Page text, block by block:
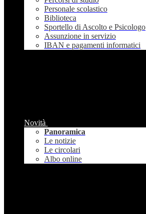
Personale scolastico
Biblioteca
Sportello di Ascolto e Psicologo
Assunzione in servizio
IBAN e pagamenti informatici
Novità
Panoramica
Le notizie
Le circolari
Albo online